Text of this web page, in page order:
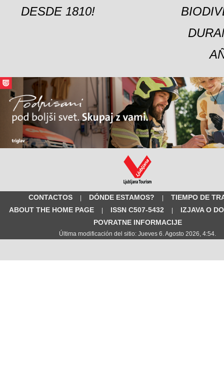
DESDE 1810!
CONTACTOS | DÓNDE ESTAMOS? |
TIEMPO DE
ABOUT THE HOME PAGE
| ISSN C507-5432 |
IZJAVA O
POVRATNE INFORMACIJE
Última modificación del sitio: Jueves 6. Agosto 2026, 4:54.